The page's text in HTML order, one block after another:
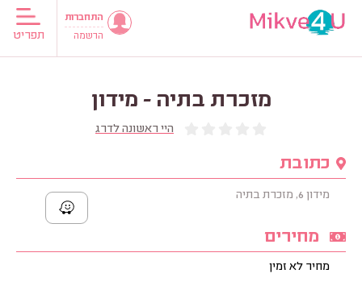
תפריט
התחברות
הרשמה
מזכרת בתיה - מידון
היי ראשונה לדרג
כתובת
מידון 6, מזכרת בתיה
מחירים
מחיר לא זמין